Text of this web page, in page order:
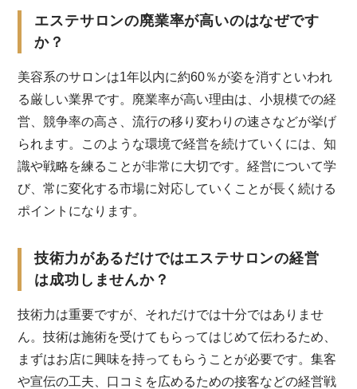
エステサロンの廃業率が高いのはなぜです
か？
美容系のサロンは1年以内に約60％が姿を消すといわれ
る厳しい業界です。廃業率が高い理由は、小規模での経
営、競争率の高さ、流行の移り変わりの速さなどが挙げ
られます。このような環境で経営を続けていくには、知
識や戦略を練ることが非常に大切です。経営について学
び、常に変化する市場に対応していくことが長く続ける
ポイントになります。
技術力があるだけではエステサロンの経営
は成功しませんか？
技術力は重要ですが、それだけでは十分ではありませ
ん。技術は施術を受けてもらってはじめて伝わるため、
まずはお店に興味を持ってもらうことが必要です。集客
や宣伝の工夫、口コミを広めるための接客などの経営戦